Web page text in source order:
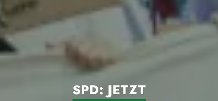
SPD: JETZT